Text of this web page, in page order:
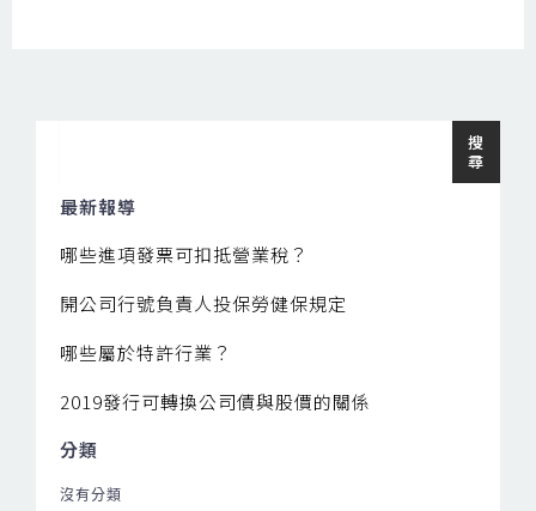
搜
尋
最新報導
哪些進項發票可扣抵營業稅？
開公司行號負責人投保勞健保規定
哪些屬於特許行業？
2019發行可轉換公司債與股價的關係
分類
沒有分類